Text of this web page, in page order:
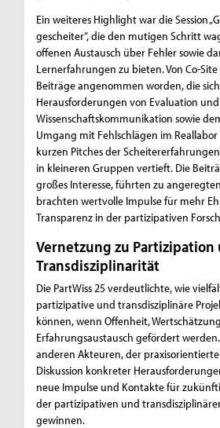
Ein weiteres Highlight war die Session
gescheiter“, die den mutigen Schritt
offenen Austausch über Fehler sowie
Lernerfahrungen zu bieten. Von Co-
Beiträge angenommen worden, die
Herausforderungen von Evaluation und
Wissenschaftskommunikation sowie
Umgang mit Fehlschlägen im Reallabor
kurzen Pitches der
in kleineren Gruppen vertieft. Die
großes Interesse, führten zu
brachten wertvolle Impulse für mehr
Transparenz in der partizipativen
Vernetzung zu Partizipation
Transdisziplinarität
Die PartWiss 25 verdeutlichte, wie
partizipative und transdisziplinäre
können, wenn Offenheit,
Erfahrungsaustausch gefördert
anderen Akteuren, der
Diskussion konkreter
neue Impulse und Kontakte für
der partizipativen und
gewinnen.